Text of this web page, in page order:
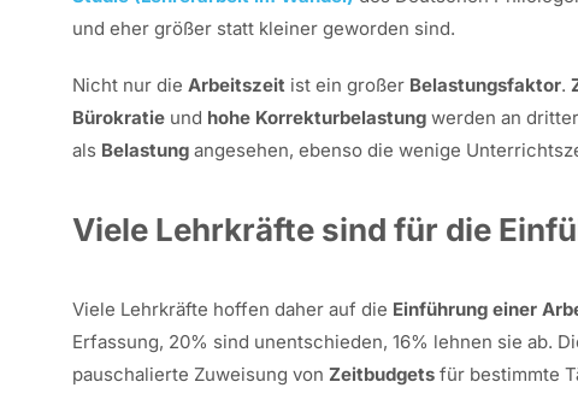
und eher größer statt kleiner geworden sind.
Nicht nur die Arbeitszeit ist ein großer Belastungsfaktor.
Bürokratie und hohe Korrekturbelastung werden an
als Belastung angesehen, ebenso die wenige
Viele Lehrkräfte sind für die
Viele Lehrkräfte hoffen daher auf die Einführung einer
Erfassung, 20% sind unentschieden, 16% lehnen sie ab.
pauschalierte Zuweisung von Zeitbudgets für bestimmte